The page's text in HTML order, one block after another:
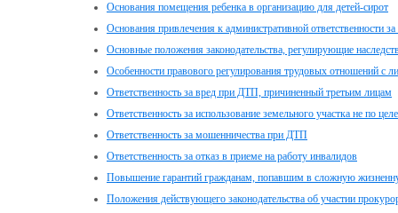
Основания помещения ребенка в организацию для детей-сирот
Основания привлечения к административной ответственности
Основные положения законодательства, регулирующие
Особенности правового регулирования трудовых отношений с
Ответственность за вред при ДТП, причиненный третьим лицам
Ответственность за использование земельного участка не по
Ответственность за мошенничества при ДТП
Ответственность за отказ в приеме на работу инвалидов
Повышение гарантий гражданам, попавшим в сложную
Положения действующего законодательства об участии